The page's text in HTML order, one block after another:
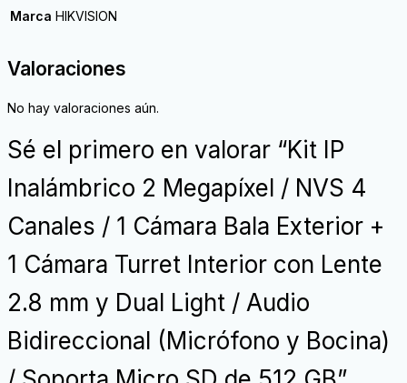
Marca HIKVISION
Valoraciones
No hay valoraciones aún.
Sé el primero en valorar “Kit IP
Inalámbrico 2 Megapíxel / NVS 4
Canales / 1 Cámara Bala Exterior +
1 Cámara Turret Interior con Lente
2.8 mm y Dual Light / Audio
Bidireccional (Micrófono y Bocina)